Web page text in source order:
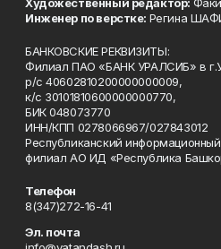
Инженер по верстке: Регина
БАНКОВСКИЕ РЕКВИЗИТЫ:
Филиал ПАО «БАНК УРАЛСИБ» в
р/с 40602810200000000009,
к/с 30101810600000000770,
БИК 048073770
ИНН/КПП 0278066967/027843012
Республиканский информационный
филиал АО ИД «Республика
Телефон
8(347)272-16-41
Эл. почта